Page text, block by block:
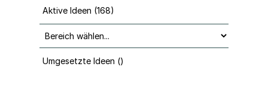
Aktive Ideen (168)
Umgesetzte Ideen ()